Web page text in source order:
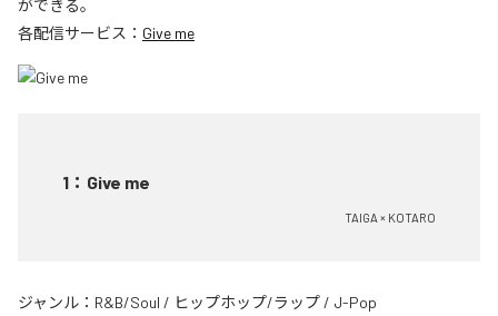
ができる。
各配信サービス： Give me
1 ： Give me
TAIGA × KOTARO
ジャンル： R&B/Soul / ヒップホップ/ラップ / J-Pop